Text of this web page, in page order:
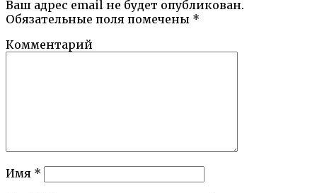
Ваш адрес email не будет опубликован.
Обязательные поля помечены *
Комментарий
Имя *